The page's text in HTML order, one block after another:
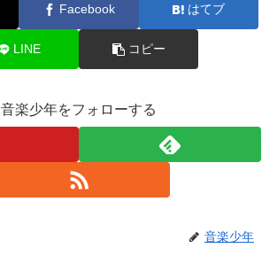
Facebook はてブ
LINE コピー
音楽少年をフォローする
音楽少年